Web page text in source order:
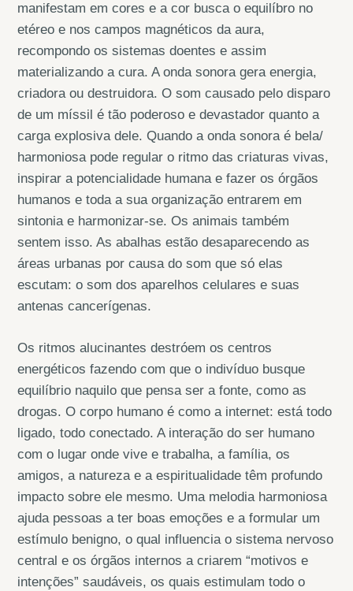
manifestam em cores e a cor busca o equilíbro no
etéreo e nos campos magnéticos da aura,
recompondo os sistemas doentes e assim
materializando a cura. A onda sonora gera energia,
criadora ou destruidora. O som causado pelo disparo
de um míssil é tão poderoso e devastador quanto a
carga explosiva dele. Quando a onda sonora é bela/
harmoniosa pode regular o ritmo das criaturas vivas,
inspirar a potencialidade humana e fazer os órgãos
humanos e toda a sua organização entrarem em
sintonia e harmonizar-se. Os animais também
sentem isso. As abalhas estão desaparecendo as
áreas urbanas por causa do som que só elas
escutam: o som dos aparelhos celulares e suas
antenas cancerígenas.
Os ritmos alucinantes destróem os centros
energéticos fazendo com que o indivíduo busque
equilíbrio naquilo que pensa ser a fonte, como as
drogas. O corpo humano é como a internet: está todo
ligado, todo conectado. A interação do ser humano
com o lugar onde vive e trabalha, a família, os
amigos, a natureza e a espiritualidade têm profundo
impacto sobre ele mesmo. Uma melodia harmoniosa
ajuda pessoas a ter boas emoções e a formular um
estímulo benigno, o qual influencia o sistema nervoso
central e os órgãos internos a criarem “motivos e
intenções” saudáveis, os quais estimulam todo o